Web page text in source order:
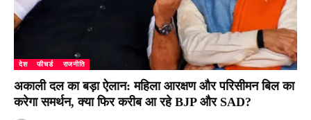
देश फीचर्ड राजनीति
अकाली दल का बड़ा ऐलान: महिला आरक्षण और परिसीमन बिल का
करेगा समर्थन, क्या फिर करीब आ रहे BJP और SAD?